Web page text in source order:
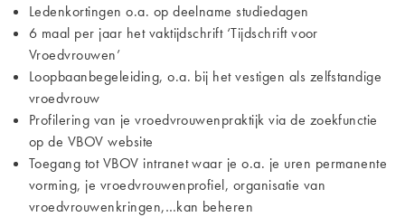
Ledenkortingen o.a. op deelname studiedagen
6 maal per jaar het vaktijdschrift ‘Tijdschrift voor
Vroedvrouwen’
Loopbaanbegeleiding, o.a. bij het vestigen als zelfstandige
vroedvrouw
Profilering van je vroedvrouwenpraktijk via de zoekfunctie
op de VBOV website
Toegang tot VBOV intranet waar je o.a. je uren permanente
vorming, je vroedvrouwenprofiel, organisatie van
vroedvrouwenkringen,…kan beheren